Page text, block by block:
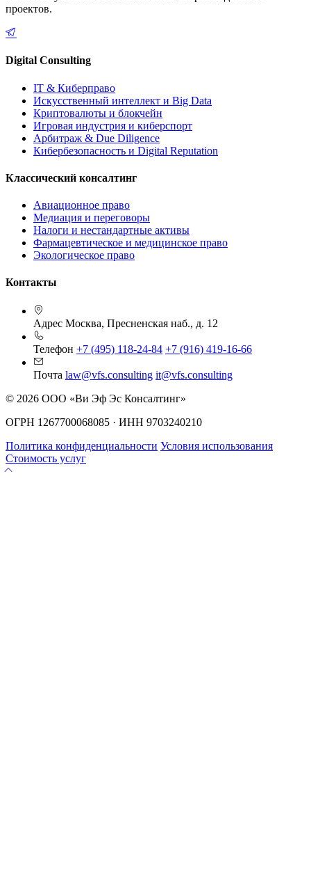
проектов.
Digital Consulting
IT & Киберправо
Искусственный интеллект и Big Data
Криптовалюты и блокчейн
Игровая индустрия и киберспорт
Арбитраж & Due Diligence
Кибербезопасность и Digital Reputation
Классический консалтинг
Авиационное право
Медиация и переговоры
Налоги и нестандартные активы
Фармацевтическое и медицинское право
Экологическое право
Контакты
Адрес Москва, Пресненская наб., д. 12
Телефон +7 (495) 118-24-84 +7 (916) 419-16-66
Почта law@vfs.consulting it@vfs.consulting
© 2026 ООО «Ви Эф Эс Консалтинг»
ОГРН 1267700068085 · ИНН 9703240210
Политика конфиденциальности Условия использования
Стоимость услуг